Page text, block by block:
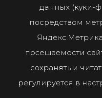
данных (куки-
посредством
посещаемости
сохранять и
регулируется в